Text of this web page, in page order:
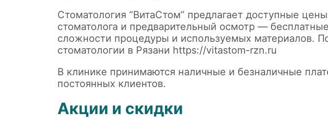
Стоматология “ВитаСтом” предлагает доступные
стоматолога и предварительный осмотр —
сложности процедуры и используемых материалов.
стоматологии в Рязани https://vitastom-rzn.ru
В клинике принимаются наличные и безналичные
постоянных клиентов.
Акции и скидки